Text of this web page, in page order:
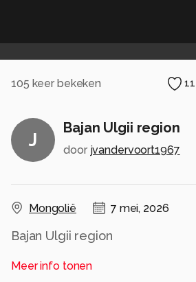
105 keer bekeken 11
J
Bajan Ulgii region
door jvandervoort1967
Mongolië 7 mei, 2026
Bajan Ulgii region
Alle rechten voorbehouden
Meer info tonen